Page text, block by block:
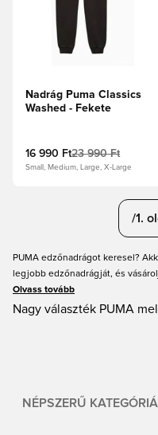
Nadrág Puma Classics
Washed - Fekete
16 990 Ft23 990 Ft
Small, Medium, Large, X-Large
/1.
PUMA edzőnadrágot keresel?
legjobb edzőnadrágját, és
Unisportnál. A PUMA mindig
edzésről vagy pihenésről.
Olvass tovább
Nagy választék PUMA
NÉPSZERŰ